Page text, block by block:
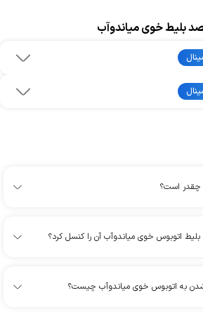
بلیط خوی میاندوآب
چقدر است؟
اتوبوس خوی میاندوآب آن را کنسل کرد؟
شدن به اتوبوس خوی میاندوآب چیست؟